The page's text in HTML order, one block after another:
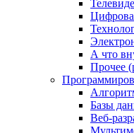
А что
Прочее
Базы
Веб-